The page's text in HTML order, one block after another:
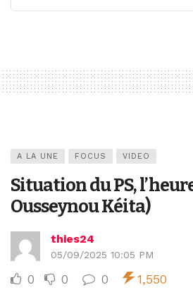
A LA UNE FOCUS VIDEO
Situation du PS,
Ousseynou Kéita)
thies24
05/09/2025 10:05 PM
0 0 0 1,550